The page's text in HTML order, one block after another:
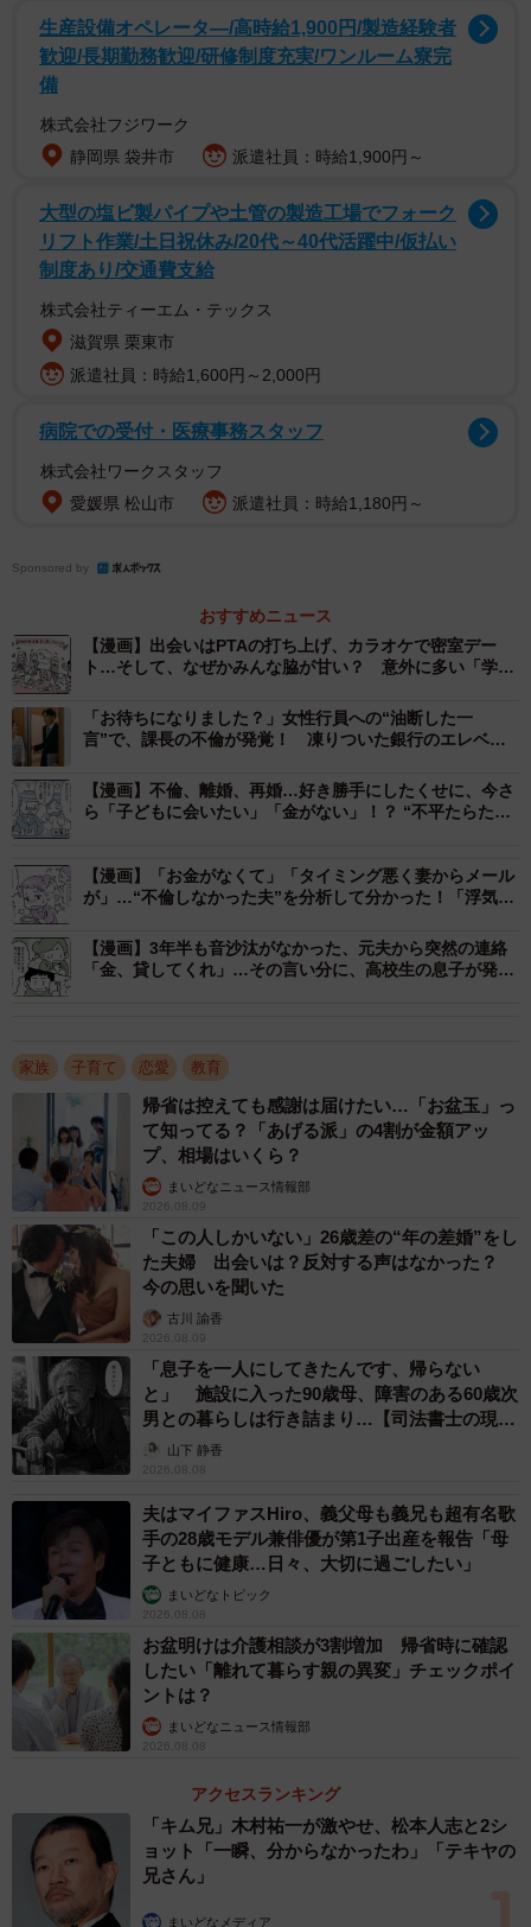
お姫様扱い…「自ら不倫相手を選んでた」若いマ
▽Tさん・45歳／子ども14歳・11歳
ママ友と飲んで帰り道でした。あれ、と思ったらPTA会長
と女性役員のふたり、手をつないでよろけながら歩いてま
るなーとビックリするやら呆れるやら。
落ちるじゃないですか。
「ちょっと若くて可愛いからって、彼女、お父さん役員の
間でお姫さま扱いされて、勘違いしてんのよ」ってママ友
が言ってました。小学校のママは年齢層も幅広い。まぁパ
パたちからしたら、集まりの時には若くてちょっときれい
なママがいたら、持ち上げもするでしょう。でも「その程
度で？」って話なんだけど。
あるパパは「こんなキレイなママと一緒でよかったな～」
と言っておけば、なんでも頼み事聞いてくれるから便利な
んだよ、と言ってました。でも、実際にこのママにちょっ
なんだとか。
どこまで本当かわかりませんが、とにかく二人が普通の関
係でないのだけは、実際に見ただけにわかります。ばっか
じゃないの、と思いつつ、この先どう収拾させていくのだ
ろうとやじ馬根性で興味津々だったりもしてますが。ワイ
ドショーだって不倫ネタも多いですけど、やっぱりそれだ
け興味引くんだなーと実感しちゃってます。
2人とも離婚して…「不倫を貫いた」2人
▽Nさん・39歳／子ども14歳・9歳
PTAの飲み会に初めて参加した時、驚きました。だって酔
っ払って、他のパパにしなだれかかるとか、若い男性教師
生産設備オペレータ―/高時給1,900円/製造経験者
歓迎/長期勤務歓迎/研修制度充実/ワンルーム寮完
備
株式会社フジワーク
静岡県 袋井市
派遣社員：時給1,900円～
大型の塩ビ製パイプや土管の製造工場でフォーク
リフト作業/土日祝休み/20代～40代活躍中/仮払い
制度あり/交通費支給
株式会社ティーエム・テックス
滋賀県 栗東市
派遣社員：時給1,600円～2,000円
病院での受付・医療事務スタッフ
株式会社ワークスタッフ
愛媛県 松山市
派遣社員：時給1,180円～
Sponsored by
おすすめニュース
【漫画】出会いはPTAの打ち上げ、カラオケで密室デー
ト…そして、なぜかみんな脇が甘い？ 意外に多い「学校
「お待ちになりました？」女性行員への“油断した一
言”で、課長の不倫が発覚！ 凍りついた銀行のエレベー
【漫画】不倫、離婚、再婚…好き勝手にしたくせに、今さ
ら「子どもに会いたい」「金がない」！？ “不平たらた
【漫画】「お金がなくて」「タイミング悪く妻からメール
が」…“不倫しなかった夫”を分析して分かった！「浮気さ
【漫画】3年半も音沙汰がなかった、元夫から突然の連絡
「金、貸してくれ」…その言い分に、高校生の息子が発し
家族 子育て 恋愛 教育
帰省は控えても感謝は届けたい…「お盆玉」っ
て知ってる？「あげる派」の4割が金額アッ
プ、相場はいくら？
まいどなニュース情報部
2026.08.09
「この人しかいない」26歳差の“年の差婚”をし
た夫婦 出会いは？反対する声はなかった？
今の思いを聞いた
古川 諭香
2026.08.09
「息子を一人にしてきたんです、帰らない
と」 施設に入った90歳母、障害のある60歳次
男との暮らしは行き詰まり…【司法書士の現場
から】山下 静香
2026.08.08
夫はマイファスHiro、義父母も義兄も超有名歌
手の28歳モデル兼俳優が第1子出産を報告「母
子ともに健康…日々、大切に過ごしたい」
まいどなトピック
2026.08.08
お盆明けは介護相談が3割増加 帰省時に確認
したい「離れて暮らす親の異変」チェックポイ
ントは？
まいどなニュース情報部
2026.08.08
アクセスランキング
「キム兄」木村祐一が激やせ、松本人志と2シ
ョット「一瞬、分からなかったわ」「テキヤの
兄さん」
まいどなメディア